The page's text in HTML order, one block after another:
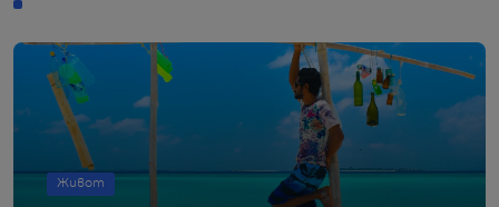
Живот